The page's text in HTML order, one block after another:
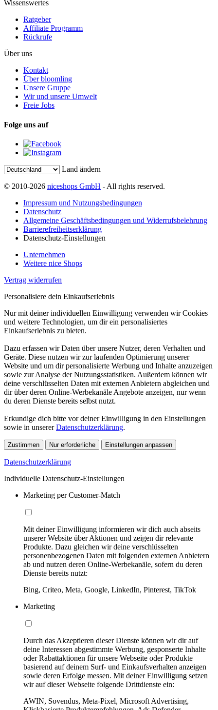
Wissenswertes
Ratgeber
Affiliate Programm
Rückrufe
Über uns
Kontakt
Über bloomling
Unsere Gruppe
Wir und unsere Umwelt
Freie Jobs
Folge uns auf
Land ändern
© 2010-2026 niceshops GmbH - All rights reserved.
Impressum und Nutzungsbedingungen
Datenschutz
Allgemeine Geschäftsbedingungen und Widerrufsbelehrung
Barrierefreiheitserklärung
Datenschutz-Einstellungen
Unternehmen
Weitere nice Shops
Vertrag widerrufen
Personalisiere dein Einkaufserlebnis
Nur mit deiner individuellen Einwilligung verwenden wir Cookies
und weitere Technologien, um dir ein personalisiertes
Einkaufserlebnis zu bieten.
Dazu erfassen wir Daten über unsere Nutzer, deren Verhalten und
Geräte. Diese nutzen wir zur laufenden Optimierung unserer
Website und um dir personalisierte Werbung und Inhalte anzuzeigen
sowie zur Analyse der Nutzungsstatistiken. Außerdem können wir
deine verschlüsselten Daten mit externen Anbietern abgleichen und
dir über deren Online-Werbekanäle Angebote anzeigen, nur wenn
du deren Dienste bereits selbst nutzt.
Erkundige dich bitte vor deiner Einwilligung in den Einstellungen
sowie in unsererDatenschutzerklärung.
Zustimmen Nur erforderliche Einstellungen anpassen
Datenschutzerklärung
Individuelle Datenschutz-Einstellungen
Marketing per Customer-Match
Mit deiner Einwilligung informieren wir dich auch abseits
unserer Website über Aktionen und zeigen dir relevante
Produkte. Dazu gleichen wir deine verschlüsselten
personenbezogenen Daten mit folgenden externen Anbietern
ab und nutzen deren Online-Werbekanäle, sofern du deren
Dienste bereits nutzt:
Bing, Criteo, Meta, Google, LinkedIn, Pinterest, TikTok
Marketing
Durch das Akzeptieren dieser Dienste können wir dir auf
deine Interessen abgestimmte Werbung, gesponserte Inhalte
oder Rabattaktionen für unsere Webseite oder Produkte
basierend auf deinem Surf- und Einkaufsverhalten anzeigen
sowie deren Erfolge messen. Mit deiner Einwilligung setzen
wir auf dieser Webseite folgende Drittdienste ein:
AWIN, Sovendus, Meta-Pixel, Microsoft Advertising,